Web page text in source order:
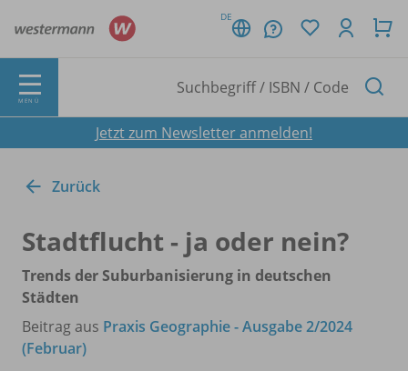
DE
MENÜ
Jetzt zum Newsletter anmelden!
Zurück
Stadtflucht - ja oder nein?
Trends der Suburbanisierung in deutschen
Städten
Beitrag aus Praxis Geographie - Ausgabe 2/2024
(Februar)